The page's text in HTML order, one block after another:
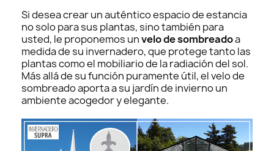
Si desea crear un auténtico espacio de estancia
no solo para sus plantas, sino también para
usted, le proponemos unvelo de sombreadoa
medida de su invernadero, que protege tanto las
plantas como el mobiliario de la radiación del sol.
Más allá de su función puramente útil, el velo de
sombreado aporta a su jardín de invierno un
ambiente acogedor y elegante.